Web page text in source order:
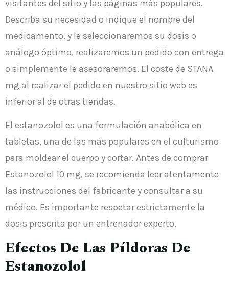
visitantes del sitio y las páginas más populares.
Describa su necesidad o indique el nombre del
medicamento, y le seleccionaremos su dosis o
análogo óptimo, realizaremos un pedido con entrega
o simplemente le asesoraremos. El coste de STANA
mg al realizar el pedido en nuestro sitio web es
inferior al de otras tiendas.
El estanozolol es una formulación anabólica en
tabletas, una de las más populares en el culturismo
para moldear el cuerpo y cortar. Antes de comprar
Estanozolol 10 mg, se recomienda leer atentamente
las instrucciones del fabricante y consultar a su
médico. Es importante respetar estrictamente la
dosis prescrita por un entrenador experto.
Efectos De Las Píldoras De
Estanozolol